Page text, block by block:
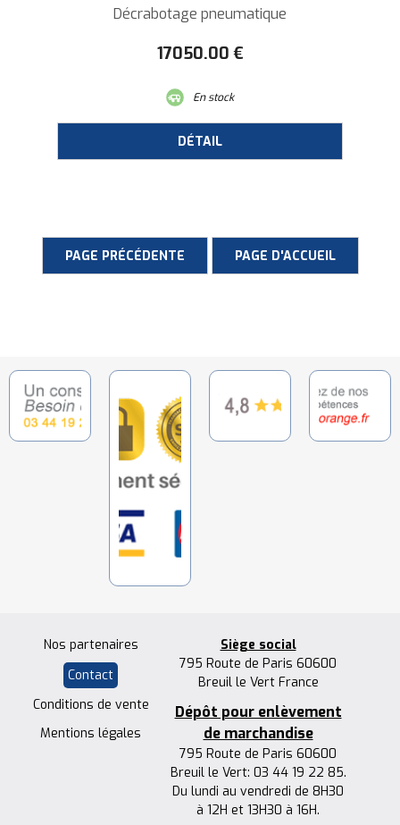
Décrabotage pneumatique
17050.00 €
En stock
Nos partenaires
Contact
Conditions de vente
Mentions légales
Siège social
795 Route de Paris 60600
Breuil le Vert France
Dépôt pour enlèvement
de marchandise
795 Route de Paris 60600
Breuil le Vert: 03 44 19 22 85.
Du lundi au vendredi de 8H30
à 12H et 13H30 à 16H.